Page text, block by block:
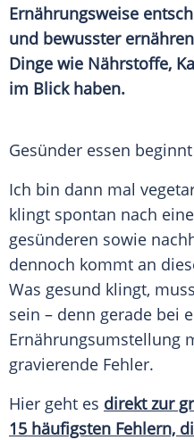
Ernährungsweise
und bewusster
Dinge wie Nährstoffe,
im Blick haben.
Gesünder essen
Ich bin dann mal
klingt spontan nach
gesünderen sowie
dennoch kommt an
Was gesund klingt,
sein – denn gerade bei
Ernährungsumstellung
gravierende Fehler.
Hier geht es direkt zur
15 häufigsten Fehlern,